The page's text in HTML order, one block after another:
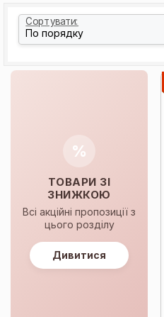
Сортувати:
%
ТОВАРИ ЗІ
ЗНИЖКОЮ
Всі акційні пропозиції з
цього розділу
Дивитися